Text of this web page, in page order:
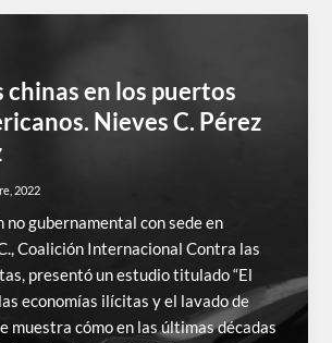
chinas en los puertos
Nieves C. Pérez
2022
no gubernamental con sede en
Coalición Internacional Contra las
presentó un estudio titulado “El
economías ilícitas y el lavado de
muestra cómo en las últimas décadas